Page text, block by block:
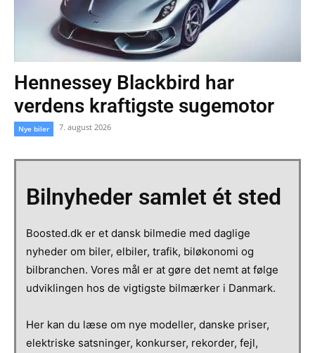
Hennessey Blackbird har
verdens kraftigste sugemotor
Nye biler 7. august 2026
Bilnyheder samlet ét sted
Boosted.dk er et dansk bilmedie med daglige
nyheder om biler, elbiler, trafik, biløkonomi og
bilbranchen. Vores mål er at gøre det nemt at følge
udviklingen hos de vigtigste bilmærker i Danmark.
Her kan du læse om nye modeller, danske priser,
elektriske satsninger, konkurser, rekorder, fejl,